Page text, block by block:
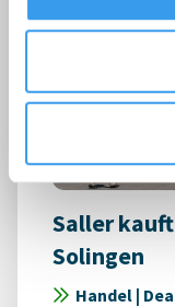
Saller
Solingen
Handel |